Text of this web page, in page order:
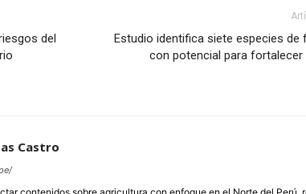
del
Estudio identifica siete especies de
con potencial para fortalecer
Castro